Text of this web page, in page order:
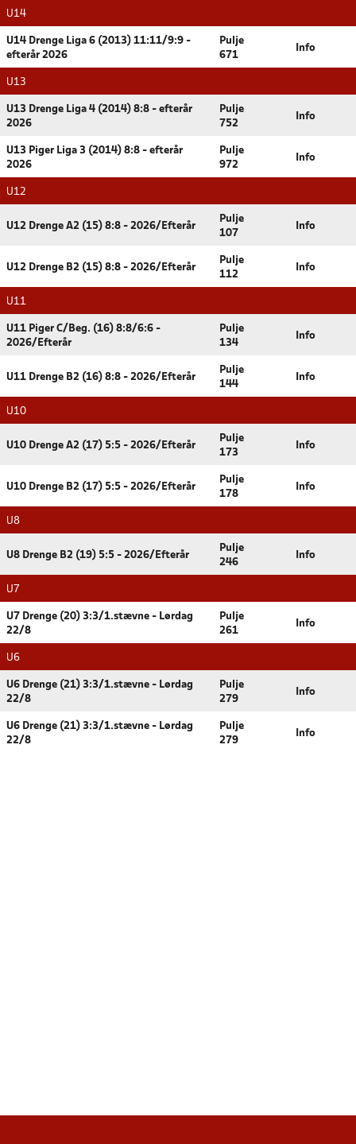
U14
U14 Drenge Liga 6 (2013) 11:11/9:9 -
efterår 2026
Pulje
671
Info
U13
U13 Drenge Liga 4 (2014) 8:8 - efterår
2026
Pulje
752
Info
U13 Piger Liga 3 (2014) 8:8 - efterår
2026
Pulje
972
Info
U12
U12 Drenge A2 (15) 8:8 - 2026/Efterår
Pulje
107
Info
U12 Drenge B2 (15) 8:8 - 2026/Efterår
Pulje
112
Info
U11
U11 Piger C/Beg. (16) 8:8/6:6 -
2026/Efterår
Pulje
134
Info
U11 Drenge B2 (16) 8:8 - 2026/Efterår
Pulje
144
Info
U10
U10 Drenge A2 (17) 5:5 - 2026/Efterår
Pulje
173
Info
U10 Drenge B2 (17) 5:5 - 2026/Efterår
Pulje
178
Info
U8
U8 Drenge B2 (19) 5:5 - 2026/Efterår
Pulje
246
Info
U7
U7 Drenge (20) 3:3/1.stævne - Lørdag
22/8
Pulje
261
Info
U6
U6 Drenge (21) 3:3/1.stævne - Lørdag
22/8
Pulje
279
Info
U6 Drenge (21) 3:3/1.stævne - Lørdag
22/8
Pulje
279
Info